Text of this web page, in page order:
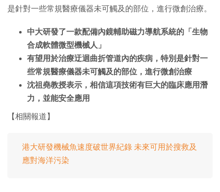
是針對一些常規醫療儀器未可觸及的部位，進行微創治療。
中大研發了一款配備內鏡輔助磁力導航系統的「生物
合成軟體微型機械人」
有望用於治療迂迴曲折管道內的疾病，特別是針對一
些常規醫療儀器未可觸及的部位，進行微創治療
沈祖堯教授表示，相信這項技術有巨大的臨床應用潛
力，並能安全應用
【相關報道】
港大研發機械魚速度破世界紀錄 未來可用於搜救及
應對海洋污染